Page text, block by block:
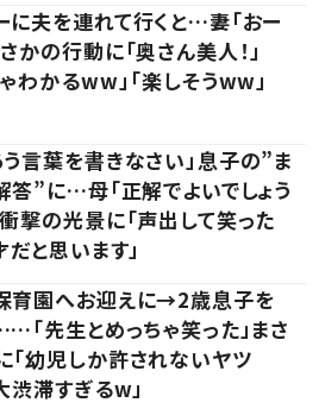
に夫を連れて行くと…妻「おー
かの行動に「奥さん美人！」
ゃわかるww」「楽しそうww」
う言葉を書きなさい」息子の”ま
答”に…母「正解でよいでしょう
撃の光景に「声出して笑った
だと思います」
育園へお迎えに→2歳息子を
「先生とめっちゃ笑った」まさ
「幼児しか許されないヤツ
渋滞すぎるw」